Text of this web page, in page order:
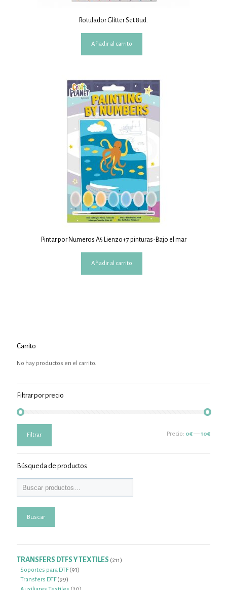
Rotulador Glitter Set 8ud.
Añadir al carrito
Pintar por Numeros A5 Lienzo+7 pinturas-Bajo el mar
Añadir al carrito
Carrito
No hay productos en el carrito.
Filtrar por precio
mínimo
máximo
Filtrar Precio: 0€—10€
Búsqueda de productos
Buscar
TRANSFERS DTFS Y TEXTILES 211211
Soportes para DTF 9393
Transfers DTF 9999
productos
20